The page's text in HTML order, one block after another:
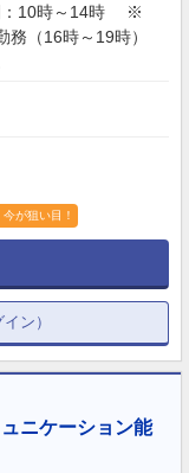
：10時～14時 ※
（16時～19時）
今が狙い目！
ン）
ニケーション能